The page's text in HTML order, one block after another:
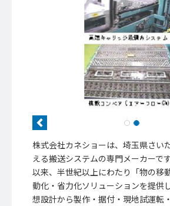
Previous
株式会社カネショーは、埼玉県さい
える搬送システムの専門メーカーで
以来、半世紀以上にわたり「物の移
動化・省力化ソリューションを提供
想設計から製作・据付・現地試運転